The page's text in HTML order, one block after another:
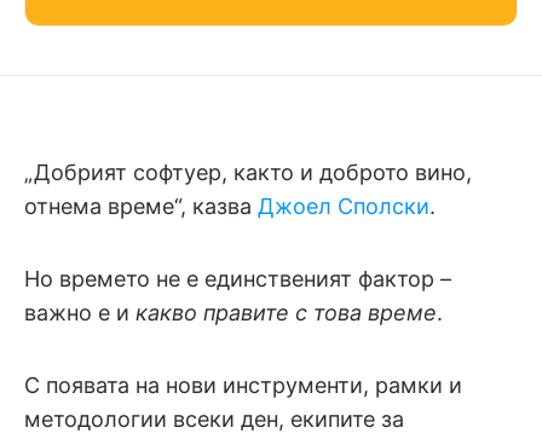
„Добрият софтуер, както и доброто вино,
отнема време“, казва Джоел Сполски.
Но времето не е единственият фактор –
важно е и какво правите с това време.
С появата на нови инструменти, рамки и
методологии всеки ден, екипите за